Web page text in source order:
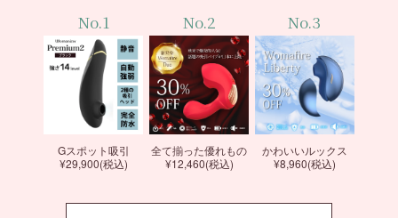
No.1
Gスポット吸引
¥29,900(税込)
No.2
全て揃った優れもの
¥12,460(税込)
No.3
かわいいルックス
¥8,960(税込)